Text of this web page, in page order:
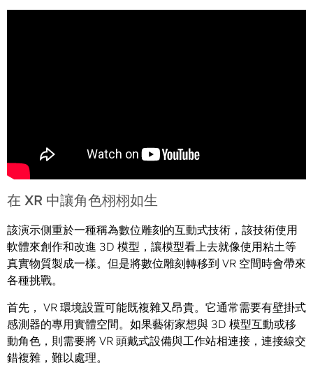
在 XR 中讓角色栩栩如生
該演示側重於一種稱為數位雕刻的互動式技術，該技術使用
軟體來創作和改進 3D 模型，讓模型看上去就像使用粘土等
真實物質製成一樣。但是將數位雕刻轉移到 VR 空間時會帶來
各種挑戰。
首先， VR 環境設置可能既複雜又昂貴。它通常需要有壁掛式
感測器的專用實體空間。如果藝術家想與 3D 模型互動或移
動角色，則需要將 VR 頭戴式設備與工作站相連接，連接線交
錯複雜，難以處理。